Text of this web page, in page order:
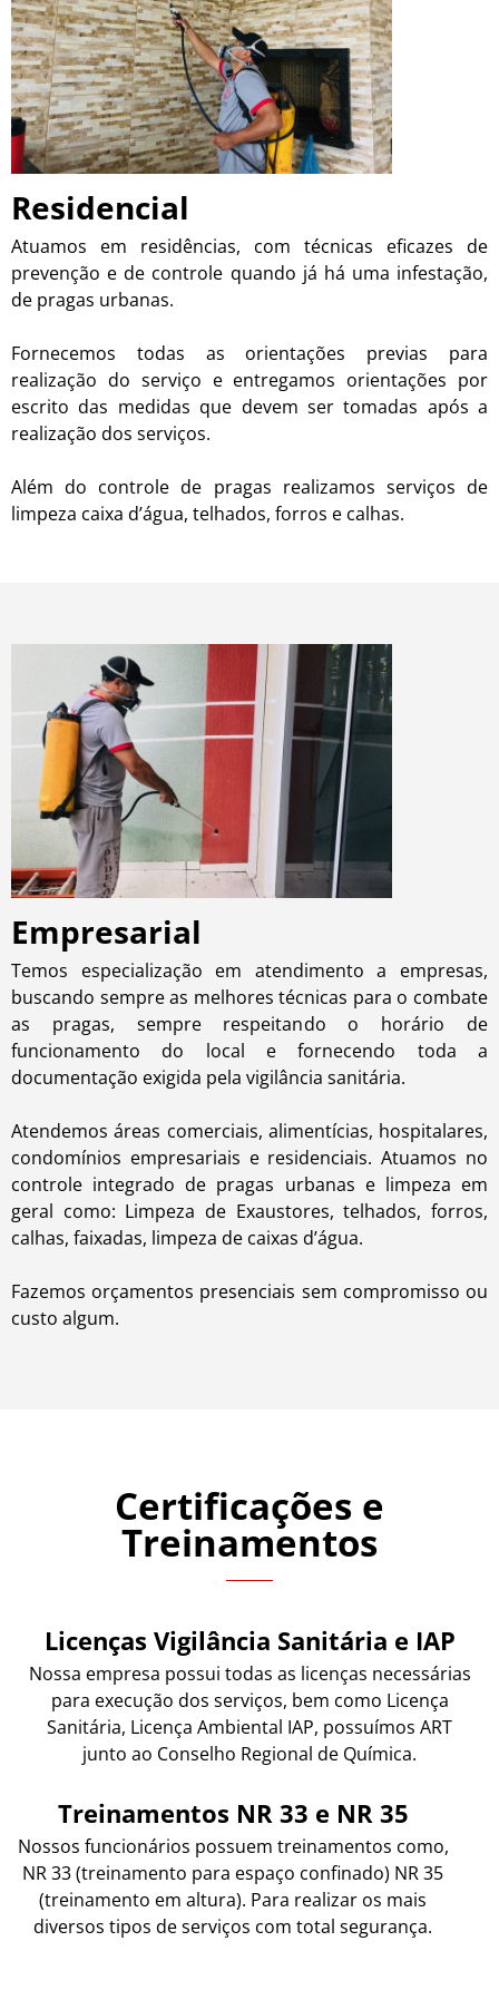
Residencial
Atuamos em residências, com técnicas eficazes de
prevenção e de controle quando já há uma infestação,
de pragas urbanas.
Fornecemos todas as orientações previas para
realização do serviço e entregamos orientações por
escrito das medidas que devem ser tomadas após a
realização dos serviços.
Além do controle de pragas realizamos serviços de
limpeza caixa d’água, telhados, forros e calhas.
Empresarial
Temos especialização em atendimento a empresas,
buscando sempre as melhores técnicas para o combate
as pragas, sempre respeitando o horário de
funcionamento do local e fornecendo toda a
documentação exigida pela vigilância sanitária.
Atendemos áreas comerciais, alimentícias, hospitalares,
condomínios empresariais e residenciais. Atuamos no
controle integrado de pragas urbanas e limpeza em
geral como: Limpeza de Exaustores, telhados, forros,
calhas, faixadas, limpeza de caixas d’água.
Fazemos orçamentos presenciais sem compromisso ou
custo algum.
Certificações e
Treinamentos
Licenças Vigilância Sanitária e IAP
Nossa empresa possui todas as licenças necessárias
para execução dos serviços, bem como Licença
Sanitária, Licença Ambiental IAP, possuímos ART
junto ao Conselho Regional de Química.
Treinamentos NR 33 e NR 35
Nossos funcionários possuem treinamentos como,
NR 33 (treinamento para espaço confinado) NR 35
(treinamento em altura). Para realizar os mais
diversos tipos de serviços com total segurança.